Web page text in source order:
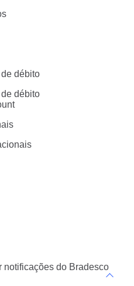
débito
débito
notificações do Bradesco